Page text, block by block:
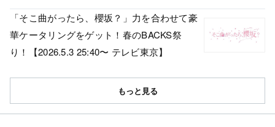
「そこ曲がったら、櫻坂？」力を合わせて豪
華ケータリングをゲット！春のBACKS祭
り！【2026.5.3 25:40〜 テレビ東京】
もっと見る